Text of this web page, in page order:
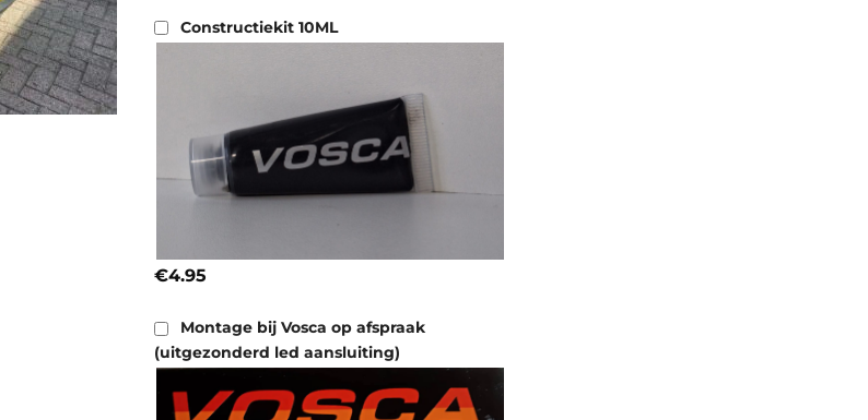
Constructiekit 10ML
€4.95
Montage bij Vosca op afspraak
(uitgezonderd led aansluiting)